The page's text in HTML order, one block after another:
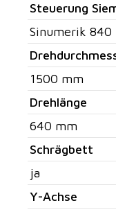
Steuerung
Sinumerik 840
1500 mm
Drehlänge
640 mm
Schrägbett
ja
Y-Achse